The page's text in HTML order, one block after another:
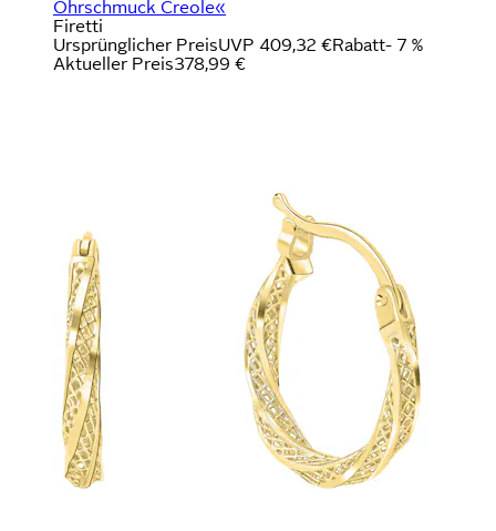
Ohrschmuck Creole«
Firetti
Ursprünglicher PreisUVP 409,32 €Rabatt- 7 %
Aktueller Preis378,99 €